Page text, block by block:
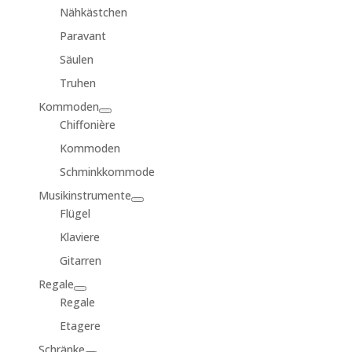
Nähkästchen
Paravant
Säulen
Truhen
Kommoden
Chiffonière
Kommoden
Schminkkommode
Musikinstrumente
Flügel
Klaviere
Gitarren
Regale
Regale
Etagere
Schränke